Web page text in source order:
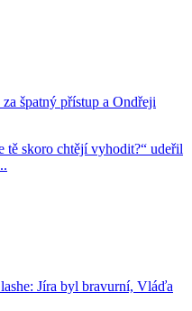
špatný přístup a Ondřeji
tě skoro chtějí vyhodit?“ udeřil
Jíra byl bravurní, Vláďa